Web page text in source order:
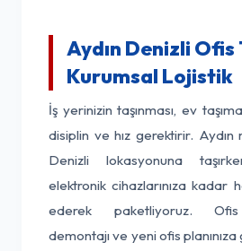
Aydın Denizli Ofis
Kurumsal Lojistik
İş yerinizin taşınması, ev
disiplin ve hız gerektirir. Aydın
Denizli lokasyonuna
elektronik cihazlarınıza kadar
ederek paketliyoruz. Ofis
demontajı ve yeni ofis